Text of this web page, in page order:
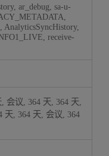
ar_debug, sa-u-
AnalyticsSyncHistory,
receive-
会议, 364 天, 364 天,
天, 364 天, 会议, 364